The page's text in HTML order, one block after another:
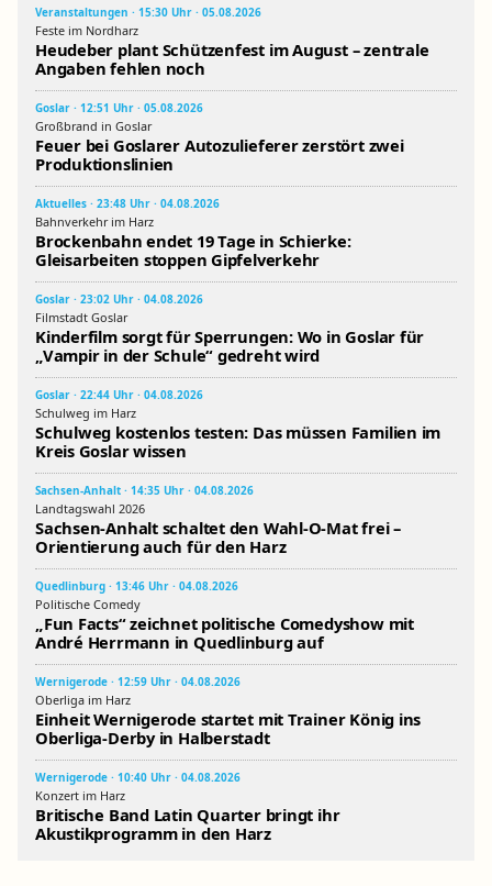
Veranstaltungen · 15:30 Uhr · 05.08.2026
Feste im Nordharz
Heudeber plant Schützenfest im August – zentrale
Angaben fehlen noch
Goslar · 12:51 Uhr · 05.08.2026
Großbrand in Goslar
Feuer bei Goslarer Autozulieferer zerstört zwei
Produktionslinien
Aktuelles · 23:48 Uhr · 04.08.2026
Bahnverkehr im Harz
Brockenbahn endet 19 Tage in Schierke:
Gleisarbeiten stoppen Gipfelverkehr
Goslar · 23:02 Uhr · 04.08.2026
Filmstadt Goslar
Kinderfilm sorgt für Sperrungen: Wo in Goslar für
„Vampir in der Schule“ gedreht wird
Goslar · 22:44 Uhr · 04.08.2026
Schulweg im Harz
Schulweg kostenlos testen: Das müssen Familien im
Kreis Goslar wissen
Sachsen-Anhalt · 14:35 Uhr · 04.08.2026
Landtagswahl 2026
Sachsen-Anhalt schaltet den Wahl-O-Mat frei –
Orientierung auch für den Harz
Quedlinburg · 13:46 Uhr · 04.08.2026
Politische Comedy
„Fun Facts“ zeichnet politische Comedyshow mit
André Herrmann in Quedlinburg auf
Wernigerode · 12:59 Uhr · 04.08.2026
Oberliga im Harz
Einheit Wernigerode startet mit Trainer König ins
Oberliga-Derby in Halberstadt
Wernigerode · 10:40 Uhr · 04.08.2026
Konzert im Harz
Britische Band Latin Quarter bringt ihr
Akustikprogramm in den Harz